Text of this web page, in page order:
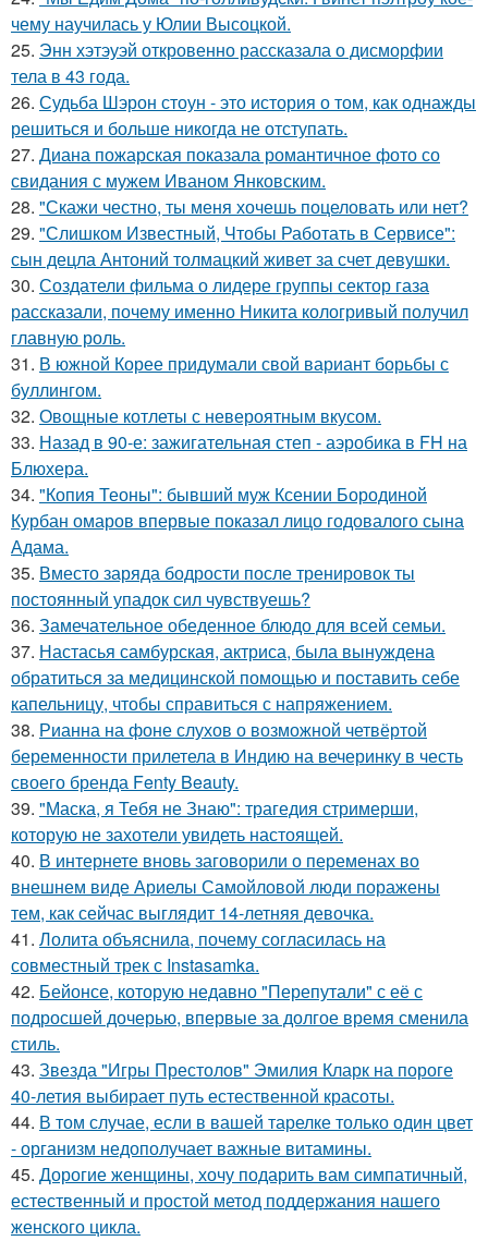
чему научилась у Юлии Высоцкой.
25. Энн хэтэуэй откровенно рассказала о дисморфии
тела в 43 года.
26. Судьба Шэрон стоун - это история о том, как однажды
решиться и больше никогда не отступать.
27. Диана пожарская показала романтичное фото со
свидания с мужем Иваном Янковским.
28. "Скажи честно, ты меня хочешь поцеловать или нет?
29. "Слишком Известный, Чтобы Работать в Сервисе":
сын децла Антоний толмацкий живет за счет девушки.
30. Создатели фильма о лидере группы сектор газа
рассказали, почему именно Никита кологривый получил
главную роль.
31. В южной Корее придумали свой вариант борьбы с
буллингом.
32. Овощные котлеты с невероятным вкусом.
33. Назад в 90-е: зажигательная степ - аэробика в FH на
Блюхера.
34. "Копия Теоны": бывший муж Ксении Бородиной
Курбан омаров впервые показал лицо годовалого сына
Адама.
35. Вместо заряда бодрости после тренировок ты
постоянный упадок сил чувствуешь?
36. Замечательное обеденное блюдо для всей семьи.
37. Настасья самбурская, актриса, была вынуждена
обратиться за медицинской помощью и поставить себе
капельницу, чтобы справиться с напряжением.
38. Рианна на фоне слухов о возможной четвёртой
беременности прилетела в Индию на вечеринку в честь
своего бренда Fenty Beauty.
39. "Маска, я Тебя не Знаю": трагедия стримерши,
которую не захотели увидеть настоящей.
40. В интернете вновь заговорили о переменах во
внешнем виде Ариелы Самойловой люди поражены
тем, как сейчас выглядит 14-летняя девочка.
41. Лолита объяснила, почему согласилась на
совместный трек с Instasamka.
42. Бейонсе, которую недавно "Перепутали" с её с
подросшей дочерью, впервые за долгое время сменила
стиль.
43. Звезда "Игры Престолов" Эмилия Кларк на пороге
40-летия выбирает путь естественной красоты.
44. В том случае, если в вашей тарелке только один цвет
- организм недополучает важные витамины.
45. Дорогие женщины, хочу подарить вам симпатичный,
естественный и простой метод поддержания нашего
женского цикла.